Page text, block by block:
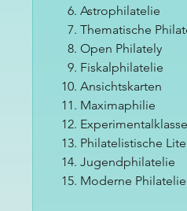
Astrophilatelie
Thematische
Open Philately
Fiskalphilatelie
Ansichtskarten
Maximaphilie
Philatelistische
Jugendphilatelie
Moderne